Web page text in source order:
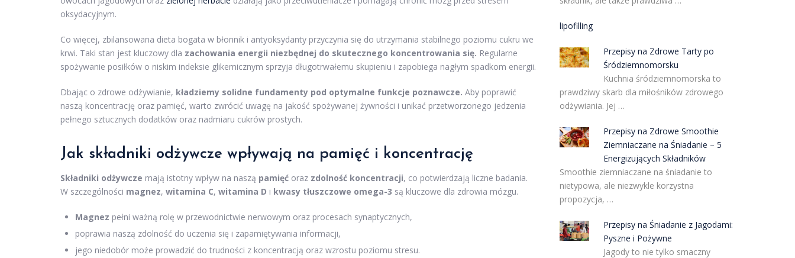
oksydacyjnym.
Co więcej, zbilansowana dieta bogata w błonnik i antyoksydanty przyczynia się do utrzymania stabilnego poziomu cukru we
krwi. Taki stan jest kluczowy dla zachowania energii niezbędnej do skutecznego koncentrowania się. Regularne
spożywanie posiłków o niskim indeksie glikemicznym sprzyja długotrwałemu skupieniu i zapobiega nagłym spadkom energii.
Dbając o zdrowe odżywianie, kładziemy solidne fundamenty pod optymalne funkcje poznawcze. Aby poprawić
naszą koncentrację oraz pamięć, warto zwrócić uwagę na jakość spożywanej żywności i unikać przetworzonego jedzenia
pełnego sztucznych dodatków oraz nadmiaru cukrów prostych.
Jak składniki odżywcze wpływają na pamięć i koncentrację
Składniki odżywcze mają istotny wpływ na naszą pamięć oraz zdolność koncentracji, co potwierdzają liczne badania.
W szczególności magnez, witamina C, witamina D i kwasy tłuszczowe omega-3 są kluczowe dla zdrowia mózgu.
Magnez pełni ważną rolę w przewodnictwie nerwowym oraz procesach synaptycznych,
poprawia naszą zdolność do uczenia się i zapamiętywania informacji,
jego niedobór może prowadzić do trudności z koncentracją oraz wzrostu poziomu stresu.
lipofilling
Przepisy na Zdrowe Tarty po
Śródziemnomorsku
Kuchnia śródziemnomorska to
prawdziwy skarb dla miłośników zdrowego
odżywiania. Jej …
Przepisy na Zdrowe Smoothie
Ziemniaczane na Śniadanie – 5
Energizujących Składników
Smoothie ziemniaczane na śniadanie to
nietypowa, ale niezwykle korzystna
propozycja, …
Przepisy na Śniadanie z Jagodami:
Pyszne i Pożywne
Jagody to nie tylko smaczny